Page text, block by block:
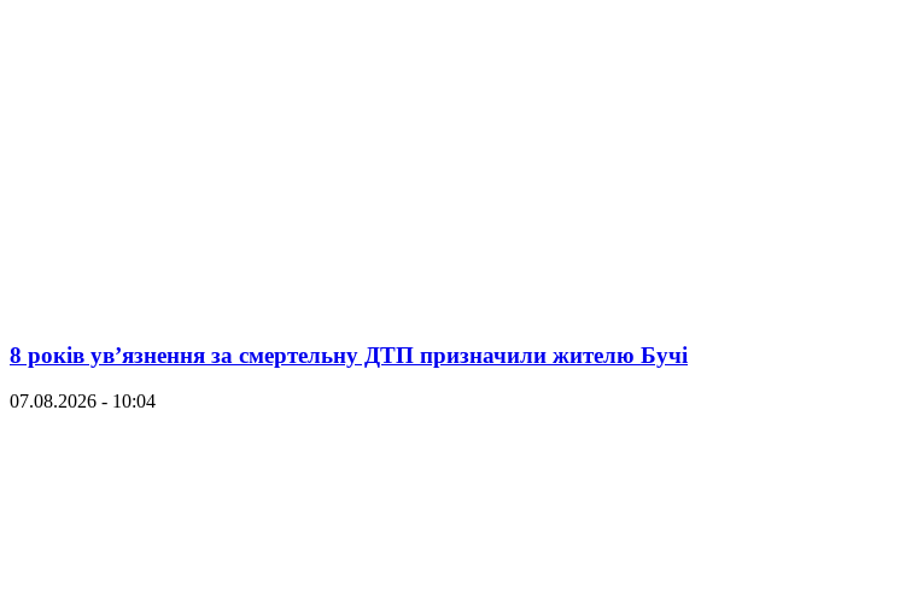
8 років ув’язнення за смертельну ДТП призначили жителю Бучі
07.08.2026 - 10:04